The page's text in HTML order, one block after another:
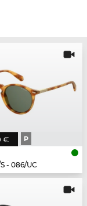
€ P
- 086/UC